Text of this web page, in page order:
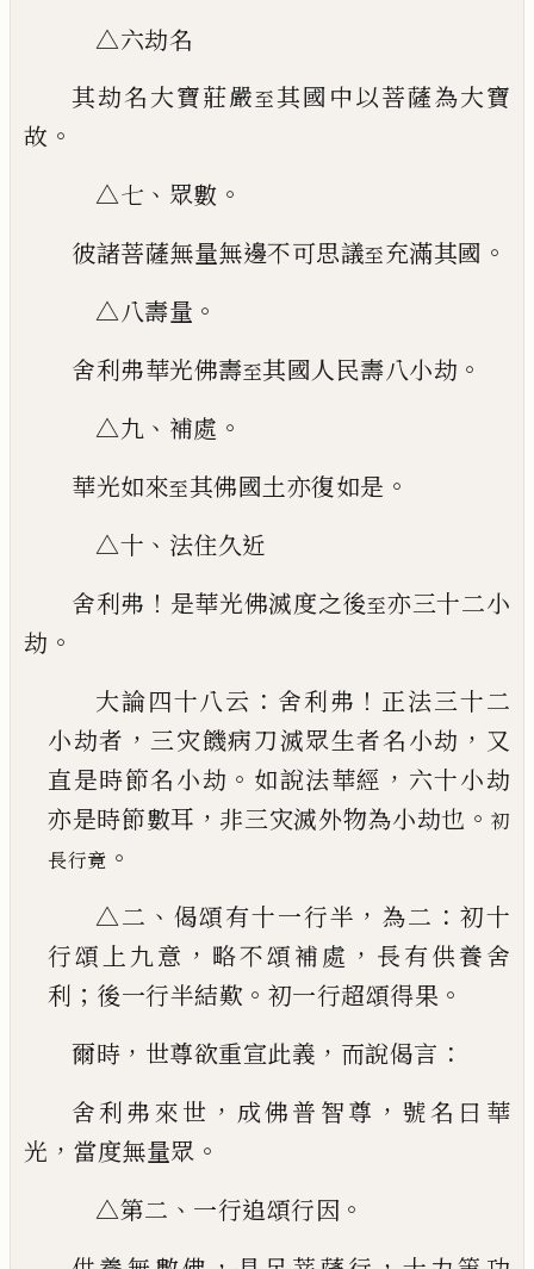
△六劫名
其劫名大寶莊嚴至其國中以菩薩為大寶
故 。
△七 、 眾數 。
彼諸菩薩無量無邊不可思議至充滿其國 。
△八壽量 。
舍利弗華光佛壽至其國人民壽八小劫 。
△九 、 補處 。
華光如來至其佛國土亦復如是 。
△十 、 法住久近
舍利弗 ！ 是華光佛滅度之後至亦三十二小
劫 。
大論四十八云 ： 舍利弗 ！ 正法三十二
小劫者 ， 三灾饑病刀滅眾生者名小劫 ， 又
直是時節名小劫 。 如說法華經 ， 六十小劫
亦是時節數耳 ， 非三灾滅外物為小劫也 。 初
長行竟 。
△二 、 偈頌有十一行半 ， 為二 ： 初十
行頌上九意 ， 略不頌補處 ， 長有供養舍
利 ； 後一行半結歎 。 初一行超頌得果 。
爾時 ， 世尊欲重宣此義 ， 而說偈言 ：
舍利弗來世 ， 成佛普智尊 ，號名曰華
光 ， 當度無量眾 。
△第二 、 一行追頌行因 。